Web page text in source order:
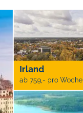
Irland
ab 759,- pro Woche